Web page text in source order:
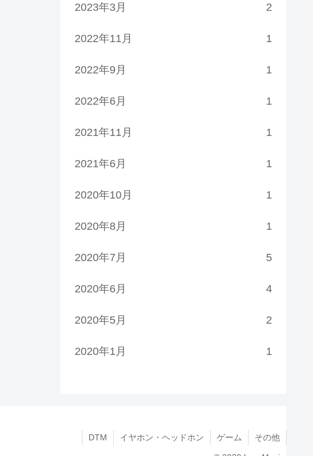
2023年3月 2
2022年11月 1
2022年9月 1
2022年6月 1
2021年11月 1
2021年6月 1
2020年10月 1
2020年8月 1
2020年7月 5
2020年6月 4
2020年5月 2
2020年1月 1
DTM イヤホン・ヘッドホン ゲーム その他